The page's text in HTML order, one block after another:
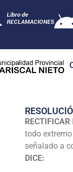
RECTIFICAR
todo
señalado a
DICE: